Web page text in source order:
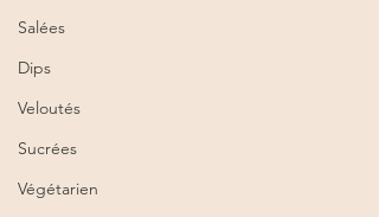
Salées
Dips
Veloutés
Sucrées
Végétarien